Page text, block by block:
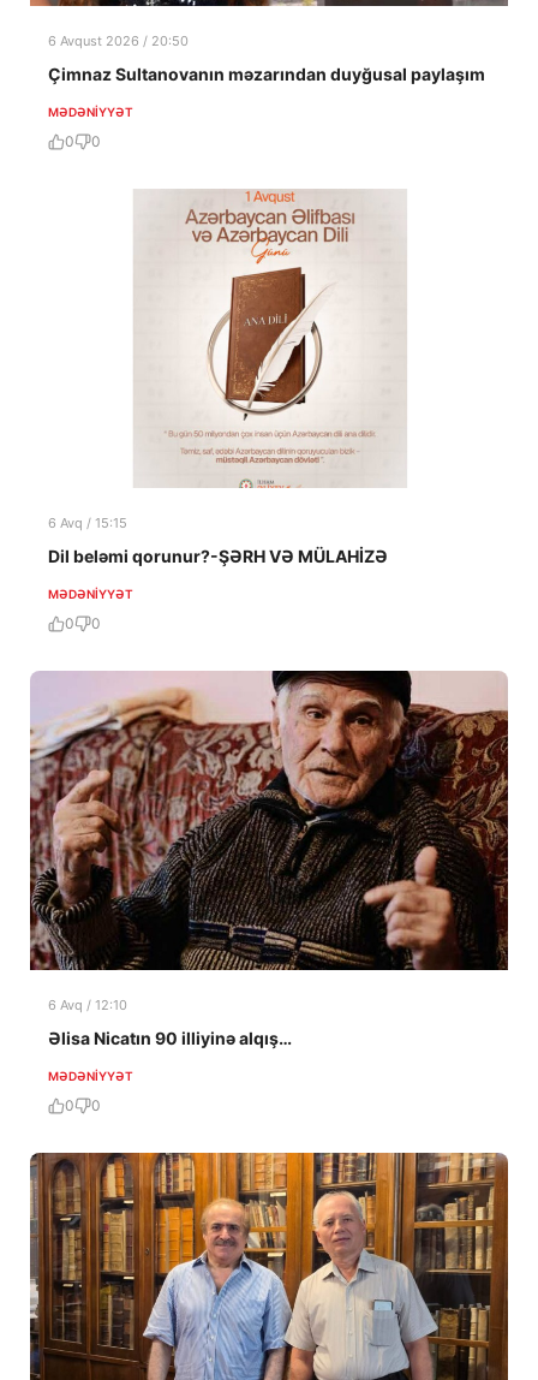
6 Avqust 2026 / 20:50
Çimnaz Sultanovanın məzarından duyğusal paylaşım
MƏDƏNIYYƏT
0 0
6 Avq / 15:15
Dil beləmi qorunur?-ŞƏRH VƏ MÜLAHİZƏ
MƏDƏNIYYƏT
0 0
6 Avq / 12:10
Əlisa Nicatın 90 illiyinə alqış…
MƏDƏNIYYƏT
0 0